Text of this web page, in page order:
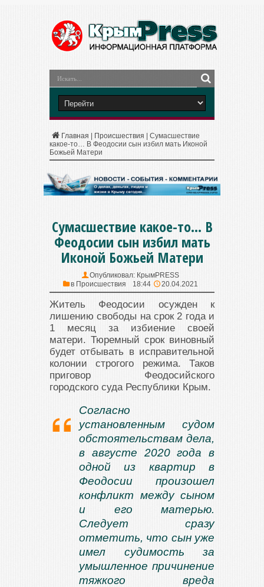
Главная Происшествия
Сумасшествие
какое-то… В Феодосии сын избил мать Иконой
Божьей Матери
Сумасшествие какое-то… В
Феодосии сын избил мать
Иконой Божьей Матери
Опубликовал: КрымPRESS
в Происшествия 18:44 20.04.2021
Житель Феодосии осужден к
лишению свободы на срок 2 года и
1 месяц за избиение своей
матери. Тюремный срок виновный
будет отбывать в исправительной
колонии строгого режима. Таков
приговор Феодосийского
городского суда Республики Крым.
Согласно
установленным судом
обстоятельствам дела,
в августе 2020 года в
одной из квартир в
Феодосии произошел
конфликт между сыном
и его матерью.
Следует сразу
отметить, что сын уже
имел судимость за
умышленное причинение
тяжкого вреда